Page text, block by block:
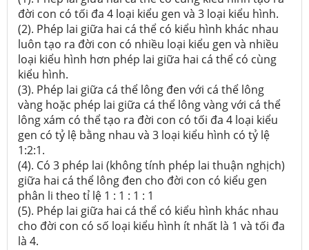
đời con có tối đa 4 loại kiểu gen và 3 loại kiểu hình.
(2). Phép lai giữa hai cá thể có kiểu hình khác nhau
luôn tạo ra đời con có nhiều loại kiểu gen và nhiều
loại kiểu hình hơn phép lai giữa hai cá thể có cùng
kiểu hình.
(3). Phép lai giữa cá thể lông đen với cá thể lông
vàng hoặc phép lai giữa cá thể lông vàng với cá thể
lông xám có thể tạo ra đời con có tối đa 4 loại kiểu
gen có tỷ lệ bằng nhau và 3 loại kiểu hình có tỷ lệ
1:2:1.
(4). Có 3 phép lai (không tính phép lai thuận nghịch)
giữa hai cá thể lông đen cho đời con có kiểu gen
phân li theo tỉ lệ 1 : 1 : 1 : 1
(5). Phép lai giữa hai cá thể có kiểu hình khác nhau
cho đời con có số loại kiểu hình ít nhất là 1 và tối đa
là 4.